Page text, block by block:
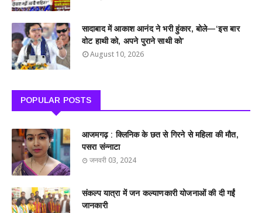
सादाबाद में आकाश आनंद ने भरी हुंकार, बोले—‘इस बार
वोट हाथी को, अपने पुराने साथी को’
August 10, 2026
POPULAR POSTS
आजमगढ़ : क्लिनिक के छत से गिरने से महिला की मौत,
पसरा संन्नाटा
जनवरी 03, 2024
संकल्प यात्रा में जन कल्याणकारी योजनाओं की दी गईं
जानकारी